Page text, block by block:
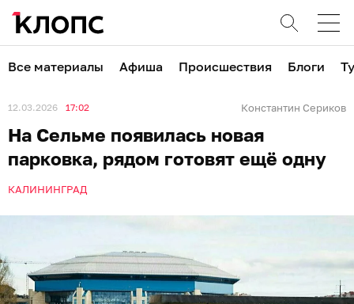
Все материалы Афиша Происшествия Блоги
12.03.2026 17:02 Константин Сериков
На Сельме появилась новая
парковка, рядом готовят ещё одну
КАЛИНИНГРАД